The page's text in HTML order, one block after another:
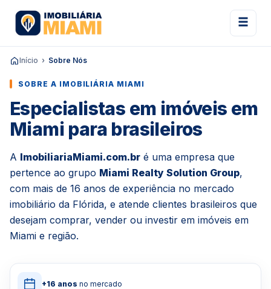
Início Sobre Nós
SOBRE A IMOBILIÁRIA MIAMI
Especialistas em imóveis em
Miami para brasileiros
A ImobiliariaMiami.com.br é uma empresa que
pertence ao grupo Miami Realty Solution Group,
com mais de 16 anos de experiência no mercado
imobiliário da Flórida, e atende clientes brasileiros que
desejam comprar, vender ou investir em imóveis em
Miami e região.
+16 anos no mercado